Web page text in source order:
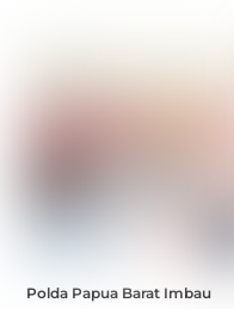
Polda Papua Barat Imbau